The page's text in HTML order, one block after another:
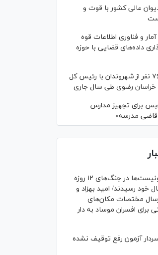
عالی کشور با قوت و
و فناوری اطلاعات قوه
داده‌های قضایی با حوزه
ملاقات ۶ هزار و ۷۶۰ نفر از شهروندان با رئیس کل
خراسان رضوی طی سال جاری
حبس برای تجهیز مدارس
مدرسه»
۲ عامل مهم صهیونیست‌ها در جنگ‌های ۱۲ روزه
خود رسیدند/ امید بهزاد و
مختصات مکان‌های
افسران موساد به دار
آزمون رفع توقیف نشده